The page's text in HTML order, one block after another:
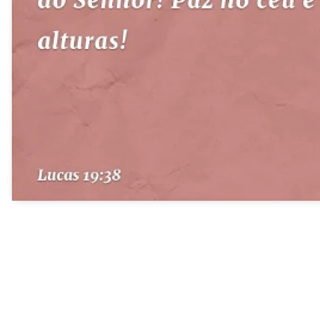
TEMAS
PERGUNTE À BÍBLIA
QUEM SOMOS